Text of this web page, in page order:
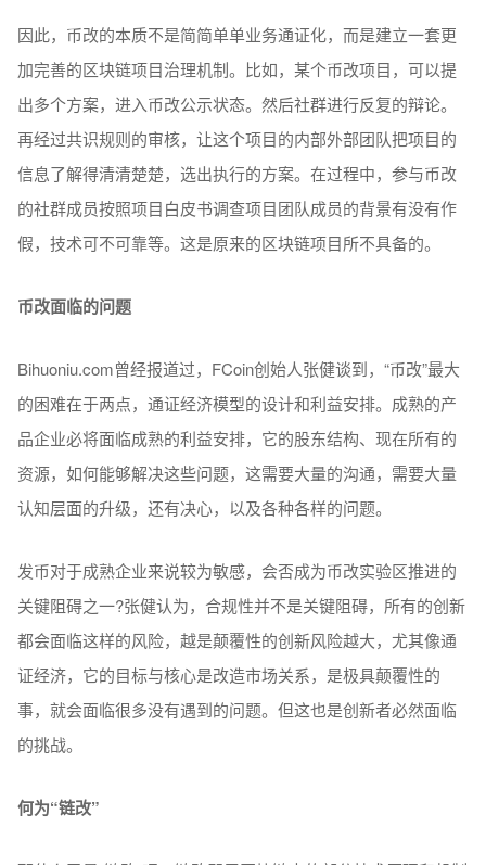
因此，币改的本质不是简简单单业务通证化，而是建立一套更
加完善的区块链项目治理机制。比如，某个币改项目，可以提
出多个方案，进入币改公示状态。然后社群进行反复的辩论。
再经过共识规则的审核，让这个项目的内部外部团队把项目的
信息了解得清清楚楚，选出执行的方案。在过程中，参与币改
的社群成员按照项目白皮书调查项目团队成员的背景有没有作
假，技术可不可靠等。这是原来的区块链项目所不具备的。
币改面临的问题
Bihuoniu.com曾经报道过，FCoin创始人张健谈到，“币改”最大
的困难在于两点，通证经济模型的设计和利益安排。成熟的产
品企业必将面临成熟的利益安排，它的股东结构、现在所有的
资源，如何能够解决这些问题，这需要大量的沟通，需要大量
认知层面的升级，还有决心，以及各种各样的问题。
发币对于成熟企业来说较为敏感，会否成为币改实验区推进的
关键阻碍之一?张健认为，合规性并不是关键阻碍，所有的创新
都会面临这样的风险，越是颠覆性的创新风险越大，尤其像通
证经济，它的目标与核心是改造市场关系，是极具颠覆性的
事，就会面临很多没有遇到的问题。但这也是创新者必然面临
的挑战。
何为“链改”